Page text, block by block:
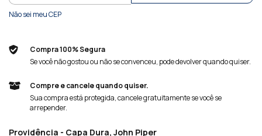
Não sei meu CEP
Compra 100% Segura
Se você não gostou ou não se convenceu, pode devolver quando quiser.
Compre e cancele quando quiser.
Sua compra está protegida, cancele gratuitamente se você se
arrepender.
Providência - Capa Dura, John Piper